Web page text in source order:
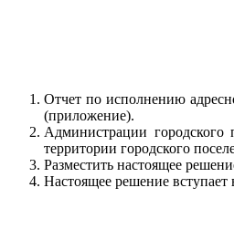
Отчет по исполнению
(приложение).
Администрации
территории городского
Разместить настоящее
Настоящее решение